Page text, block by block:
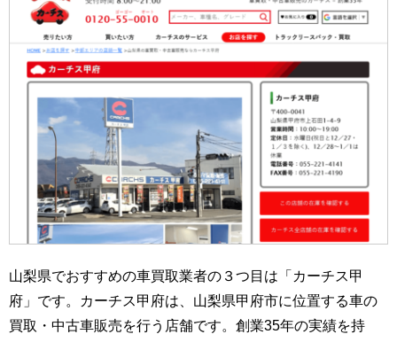
山梨県でおすすめの車買取業者の３つ目は「カーチス甲
府」です。カーチス甲府は、山梨県甲府市に位置する車の
買取・中古車販売を行う店舗です。創業35年の実績を持